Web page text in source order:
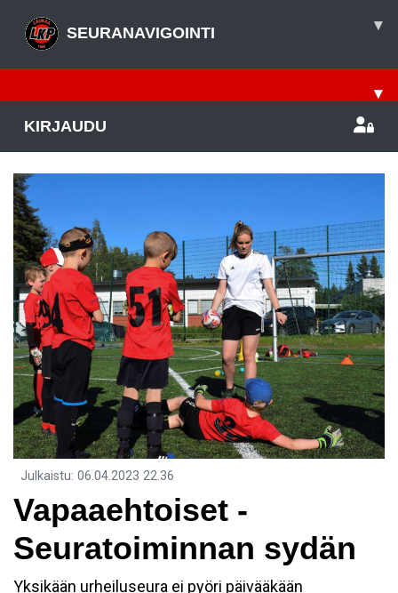
SEURANAVIGOINTI ▾
▾
KIRJAUDU
Julkaistu: 06.04.2023 22.36
Vapaaehtoiset -
Seuratoiminnan sydän
Yksikään urheiluseura ei pyöri päivääkään